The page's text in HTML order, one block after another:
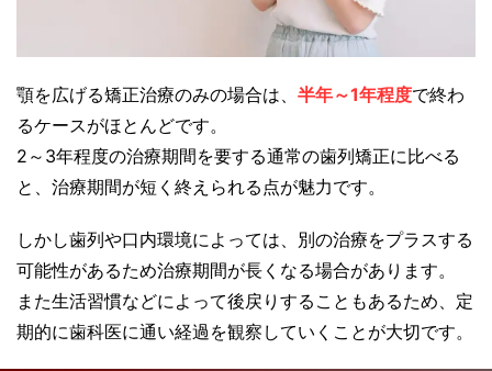
顎を広げる矯正治療のみの場合は、 半年～1年程度で終わ
るケースがほとんどです。
2～3年程度の治療期間を要する通常の歯列矯正に比べる
と、治療期間が短く終えられる点が魅力です。
しかし歯列や口内環境によっては、別の治療をプラスする
可能性があるため治療期間が長くなる場合があります。
また生活習慣などによって後戻りすることもあるため、定
期的に歯科医に通い経過を観察していくことが大切です。